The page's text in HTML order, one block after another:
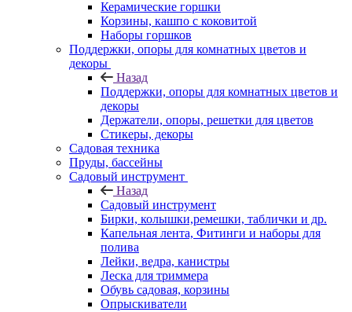
Керамические горшки
Корзины, кашпо с коковитой
Наборы горшков
Поддержки, опоры для комнатных цветов и
декоры
Назад
Поддержки, опоры для комнатных цветов и
декоры
Держатели, опоры, решетки для цветов
Стикеры, декоры
Садовая техника
Пруды, бассейны
Садовый инструмент
Назад
Садовый инструмент
Бирки, колышки,ремешки, таблички и др.
Капельная лента, Фитинги и наборы для
полива
Лейки, ведра, канистры
Леска для триммера
Обувь садовая, корзины
Опрыскиватели